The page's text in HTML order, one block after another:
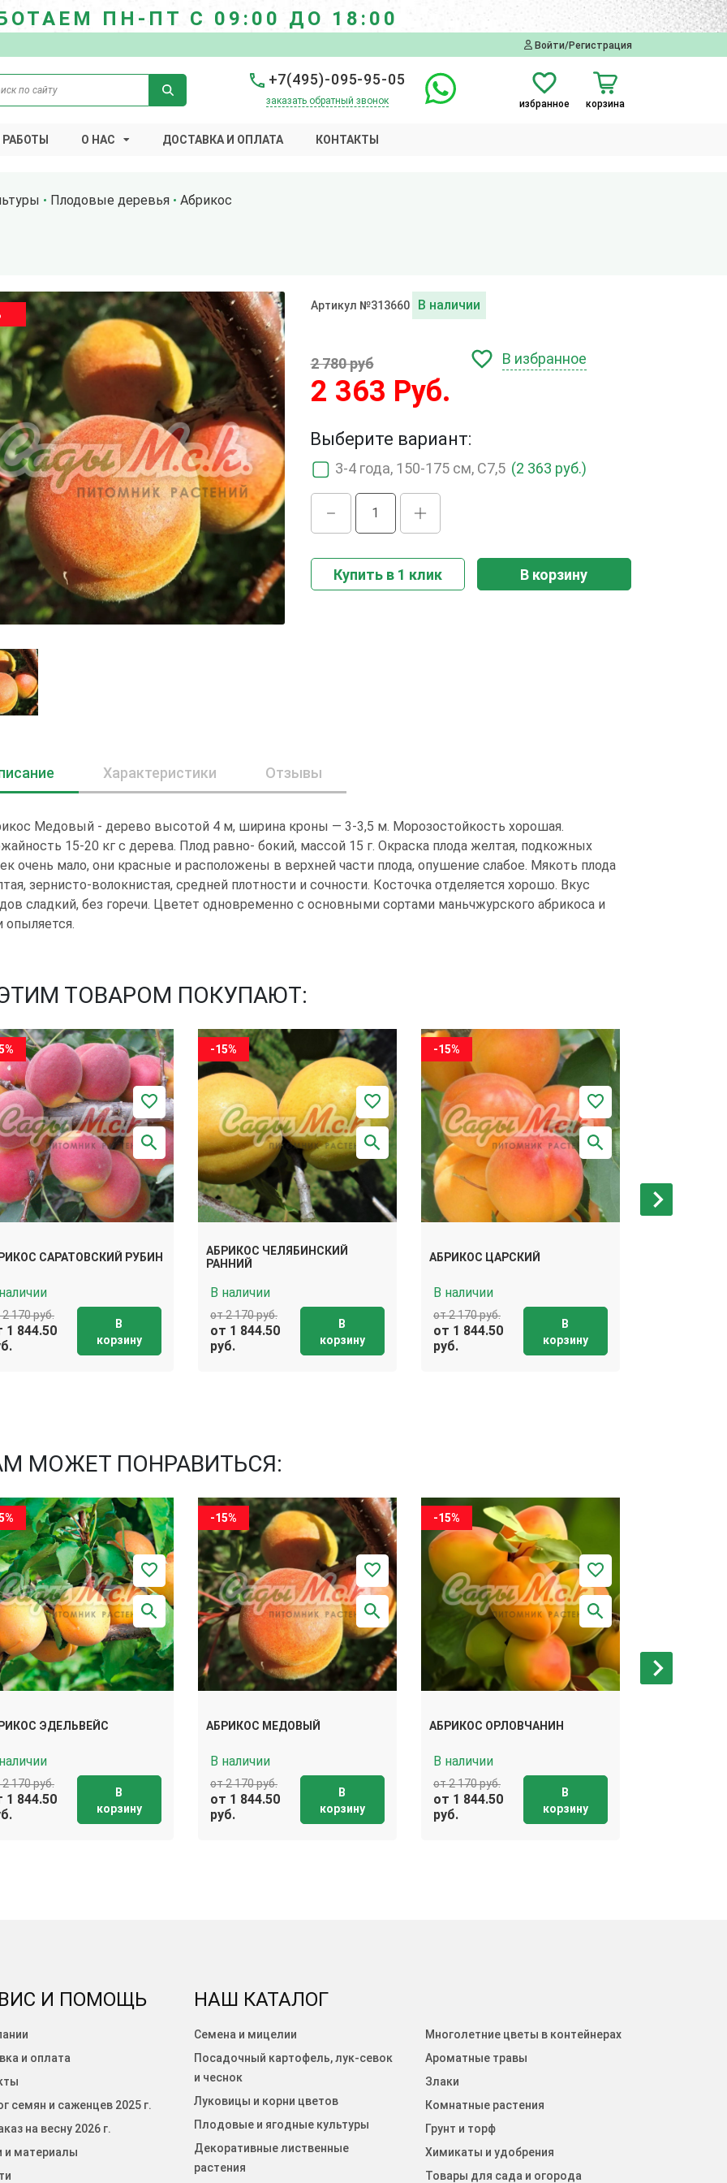
ПН-ПТ С 09:00 ДО 18:00
Войти/Регистрация
+7(495)-095-95-05
заказать обратный звонок избранное корзина
РАБОТЫ О НАС ДОСТАВКА И ОПЛАТА КОНТАКТЫ
Плодовые деревья Абрикос
Артикул №313660 В наличии
2 780 руб
2 363 Руб.
В избранное
Выберите вариант:
3-4 года, 150-175 см, С7,5 (2 363 руб.)
Купить в 1 клик В корзину
Характеристики Отзывы
Медовый - дерево высотой 4 м, ширина кроны — 3-3,5 м. Морозостойкость хорошая.
15-20 кг с дерева. Плод равно- бокий, массой 15 г. Окраска плода желтая, подкожных
очень мало, они красные и расположены в верхней части плода, опушение слабое. Мякоть плода
зернисто-волокнистая, средней плотности и сочности. Косточка отделяется хорошо. Вкус
сладкий, без горечи. Цветет одновременно с основными сортами маньчжурского абрикоса и
опыляется.
ТОВАРОМ ПОКУПАЮТ:
САРАТОВСКИЙ РУБИН
2 170 руб.
1 844.50
В
корзину
-15%
АБРИКОС ЧЕЛЯБИНСКИЙ
РАННИЙ
В наличии
от 2 170 руб.
от 1 844.50
руб.
В
корзину
-15%
АБРИКОС ЦАРСКИЙ
В наличии
от 2 170 руб.
от 1 844.50
руб.
В
корзину
МОЖЕТ ПОНРАВИТЬСЯ:
ЭДЕЛЬВЕЙС
2 170 руб.
1 844.50
В
корзину
-15%
АБРИКОС МЕДОВЫЙ
В наличии
от 2 170 руб.
от 1 844.50
руб.
В
корзину
-15%
АБРИКОС ОРЛОВЧАНИН
В наличии
от 2 170 руб.
от 1 844.50
руб.
В
корзину
И ПОМОЩЬ
и оплата
семян и саженцев 2025 г.
на весну 2026 г.
и материалы
НАШ КАТАЛОГ
Семена и мицелии
Посадочный картофель, лук-севок
и чеснок
Луковицы и корни цветов
Плодовые и ягодные культуры
Декоративные лиственные
растения
Многолетние цветы в контейнерах
Ароматные травы
Злаки
Комнатные растения
Грунт и торф
Химикаты и удобрения
Товары для сада и огорода